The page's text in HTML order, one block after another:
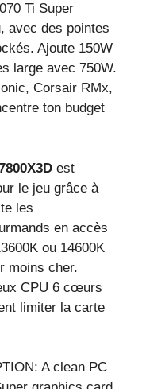
Ti Super
avec des pointes
Ajoute 150W
large avec 750W.
Corsair RMx,
ton budget
est
le jeu grâce à
les
en accès
ou 14600K
moins cher.
CPU 6 cœurs
limiter la carte
A clean PC